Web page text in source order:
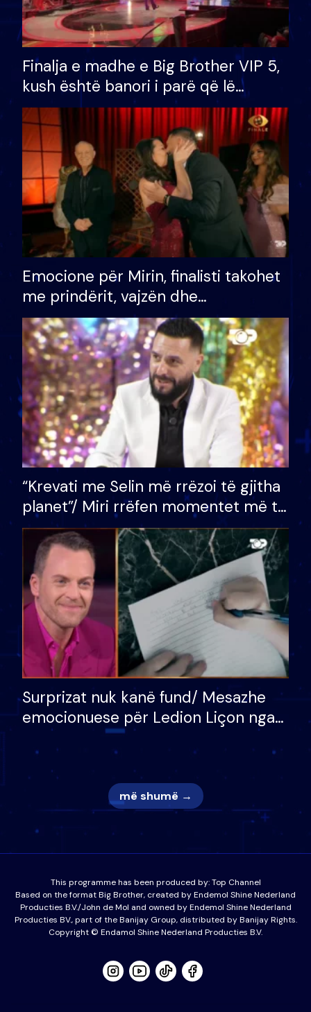
Finalja e madhe e Big Brother VIP 5,
kush është banori i parë që lë
shtëpinë dhe humb mundësinë për
të fituar çmimin e madh
Emocione për Mirin, finalisti takohet
me prindërit, vajzën dhe
bashkëshorten: S’kemi ndonjë letër
divorci apo jo?
“Krevati me Selin më rrëzoi të gjitha
planet”/ Miri rrëfen momentet më të
bukura në shtëpinë e BB VIP: Do më
mungojë zilja e mëngjesit kur…
Surprizat nuk kanë fund/ Mesazhe
emocionuese për Ledion Liçon nga
nëna dhe fëmijët e tij, moderatori
nuk i mban dot lotët: Nuk meritoj…
më shumë →
This programme has been produced by:Top Channel
Based on the format Big Brother, created by Endemol Shine Nederland
Producties B.V./John de Mol and owned by Endemol Shine Nederland
Producties BV., part of the Banijay Group, distributed by Banijay Rights.
Copyright © Endamol Shine Nederland Producties B.V.